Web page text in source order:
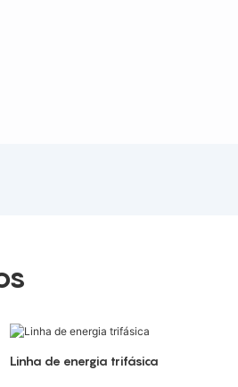
Linha de energia trifásica